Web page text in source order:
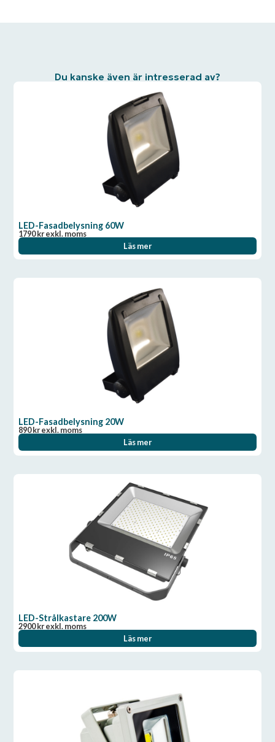
Du kanske även är intresserad av?
LED-Fasadbelysning 60W
1790krexkl. moms
Läs mer
LED-Fasadbelysning 20W
890krexkl. moms
Läs mer
LED-Strålkastare 200W
2900krexkl. moms
Läs mer